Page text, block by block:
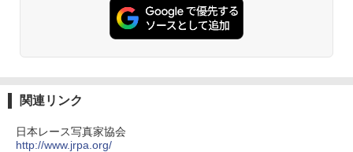
関連リンク
日本レース写真家協会
http://www.jrpa.org/